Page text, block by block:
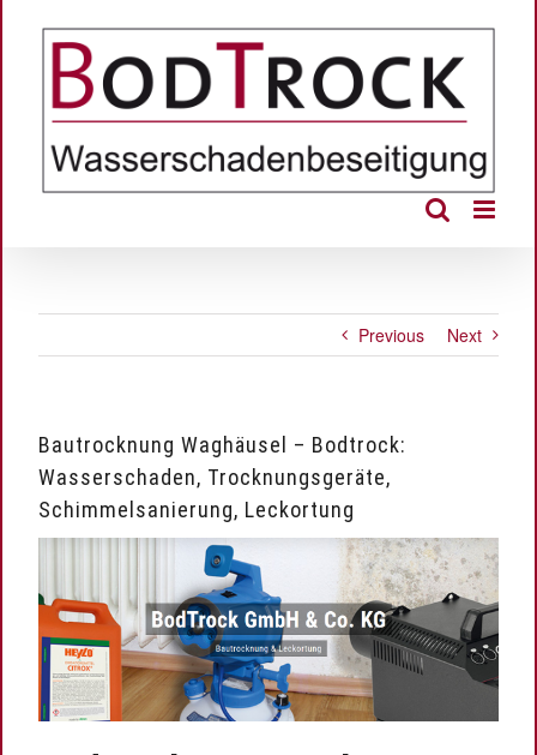
Previous Next
Bautrocknung Waghäusel – Bodtrock:
Wasserschaden, Trocknungsgeräte,
Schimmelsanierung, Leckortung